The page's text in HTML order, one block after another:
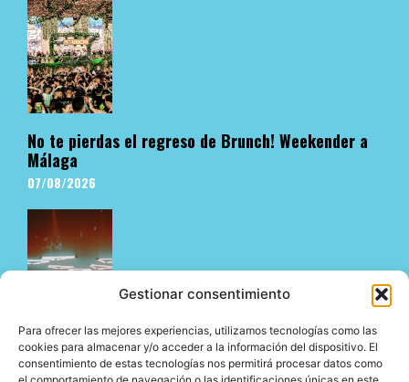
Gestionar consentimiento
Para ofrecer las mejores experiencias, utilizamos tecnologías como las
cookies para almacenar y/o acceder a la información del dispositivo. El
consentimiento de estas tecnologías nos permitirá procesar datos como
No te pierdas el regreso de Brunch! Weekender a
Málaga
07/08/2026
El underground en Ibiza es cosa de Pyramid